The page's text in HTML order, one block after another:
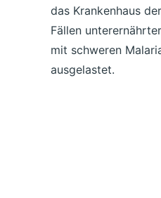
das Krankenhaus
Fällen
mit schweren
ausgelastet.